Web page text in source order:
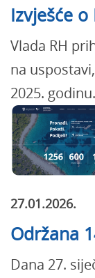
Izvješće
Vlada RH
na
2025. godinu.
27.01.2026.
Održana
Dana 27.